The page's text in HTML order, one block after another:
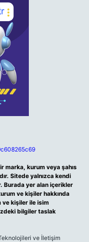
marka, kurum veya şahıs
Sitede yalnızca kendi
Burada yer alan içerikler
ve kişiler hakkında
ve kişiler ile isim
bilgiler taslak
ve İletişim